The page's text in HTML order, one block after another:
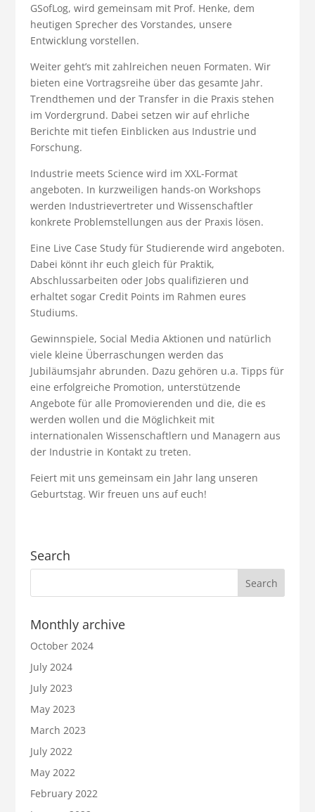
GSofLog, wird gemeinsam mit Prof. Henke, dem
heutigen Sprecher des Vorstandes, unsere
Entwicklung vorstellen.
Weiter geht’s mit zahlreichen neuen Formaten. Wir
bieten eine Vortragsreihe über das gesamte Jahr.
Trendthemen und der Transfer in die Praxis stehen
im Vordergrund. Dabei setzen wir auf ehrliche
Berichte mit tiefen Einblicken aus Industrie und
Forschung.
Industrie meets Science wird im XXL-Format
angeboten. In kurzweiligen hands-on Workshops
werden Industrievertreter und Wissenschaftler
konkrete Problemstellungen aus der Praxis lösen.
Eine Live Case Study für Studierende wird angeboten.
Dabei könnt ihr euch gleich für Praktik,
Abschlussarbeiten oder Jobs qualifizieren und
erhaltet sogar Credit Points im Rahmen eures
Studiums.
Gewinnspiele, Social Media Aktionen und natürlich
viele kleine Überraschungen werden das
Jubiläumsjahr abrunden. Dazu gehören u.a. Tipps für
eine erfolgreiche Promotion, unterstützende
Angebote für alle Promovierenden und die, die es
werden wollen und die Möglichkeit mit
internationalen Wissenschaftlern und Managern aus
der Industrie in Kontakt zu treten.
Feiert mit uns gemeinsam ein Jahr lang unseren
Geburtstag. Wir freuen uns auf euch!
Search
Monthly archive
October 2024
July 2024
July 2023
May 2023
March 2023
July 2022
May 2022
February 2022